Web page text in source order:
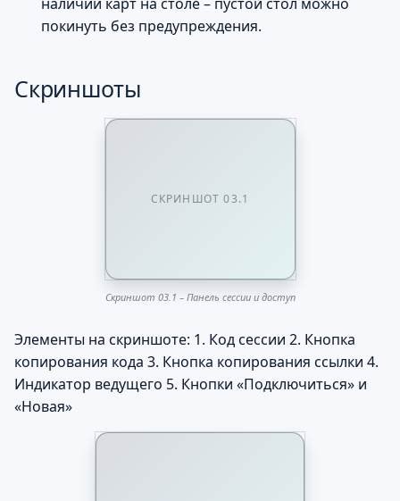
покинуть без предупреждения.
Скриншоты
СКРИНШОТ 03.1
Скриншот 03.1 – Панель сессии и доступ
Элементы на скриншоте: 1. Код сессии 2. Кнопка
копирования кода 3. Кнопка копирования ссылки 4.
Индикатор ведущего 5. Кнопки «Подключиться» и
«Новая»